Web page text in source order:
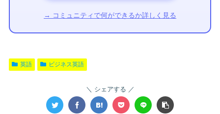
→ コミュニティで何ができるか詳しく見る
英語 ビジネス英語
シェアする